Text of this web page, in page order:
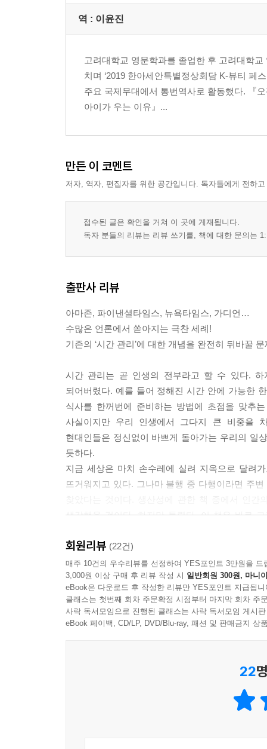
역 : 이윤진
고려대학교 영문학과를 졸업한 후 고려대학
치며 ‘2019 한아세안특별정상회담 K-뷰티 페
주요 국제무대에서 통번역사로 활동했다. 『
아이가 우는 이유』...
만든 이 코멘트
저자, 역자, 편집자를 위한 공간입니다. 독자들에게 전하
접수된 글은 확인을 거쳐 이 곳에 게재됩니다.
독자 분들의 리뷰는 리뷰 쓰기를, 책에 대한 문의는
출판사 리뷰
아마존, 파이낸셜타임스, 뉴욕타임스, 가디언…
수많은 언론에서 쏟아지는 극찬 세례!
기존의 ‘시간 관리’에 대한 개념을 완전히 뒤바꿀
시간 관리는 곧 인생의 전부라고 할 수 있다. 하
되어버렸다. 예를 들어 정해진 시간 안에 가능한
식사를 한꺼번에 준비하는 방법에 초점을 맞추
사실이지만 우리 인생에서 그다지 큰 비중을
현대인들은 정신없이 바쁘게 돌아가는 우리의 일
듯하다.
지금 세상은 마치 손수레에 실려 지옥으로 달려
뜨거워지고 있다. 그나마 불행 중 다행이라면 주
생각했을 것이다. 하지만 틀렸다. 이 책은 바로
방법에 대해 알아볼 것이다.
“입버릇처럼 바쁘다고 말하는 당신,
정말로 시간을 가치 있게 쓰고 있는가?”
‘허슬’로 재포장되고, 끝나지 않는 노동과 업무
보이는 업무량을 쏟아부어 스스로에게 압박을 가
회원리뷰 (22건)
매주 10건의 우수리뷰를 선정하여 YES포인트 3만원을 드
3,000원 이상 구매 후 리뷰 작성 시 일반회원 300원, 마니
eBook은 다운로드 후 작성한 리뷰만 YES포인트 지급됩니
클래스는 첫번째 회차 주문확정 시점부터 마지막 회차 주
사락 독서모임으로 진행된 클래스는 사락 독서모임 게시
eBook 페이백, CD/LP, DVD/Blu-ray, 패션 및 판매금지 상
22